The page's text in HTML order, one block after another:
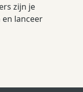
zijn je
lanceer